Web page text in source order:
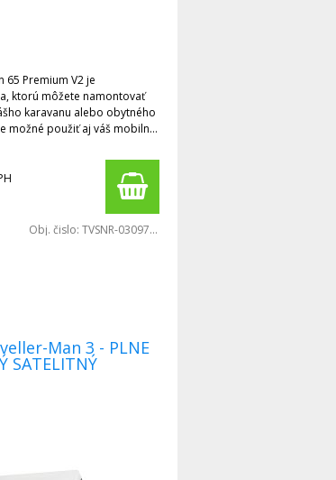
65 Premium V2 je
ktorú môžete namontovať
karavanu alebo obytného
možné použiť aj váš mobilný
Obj. čislo:TVSNR-0309720
SATELITNÝ